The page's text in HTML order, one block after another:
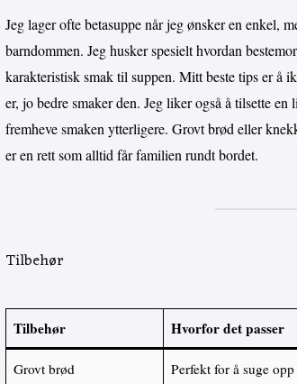
Jeg lager ofte betasuppe når jeg ønsker en enkel,
barndommen. Jeg husker spesielt hvordan
karakteristisk smak til suppen. Mitt beste tips er å
er, jo bedre smaker den. Jeg liker også å tilsette
fremheve smaken ytterligere. Grovt brød eller
er en rett som alltid får familien rundt bordet.
Tilbehør
Tilbehør Hvorfor det passer
Grovt brød Perfekt for å suge